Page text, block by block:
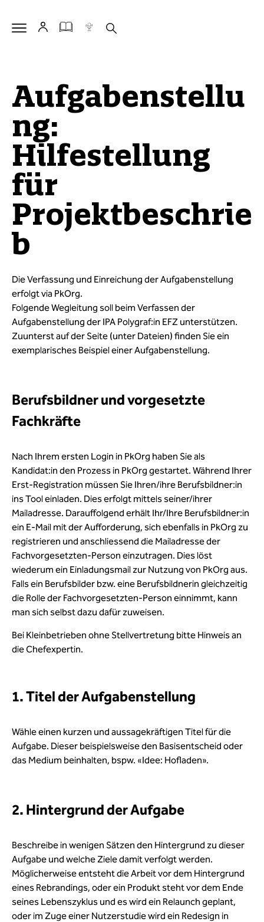
Aufgabenstellu
ng:
Hilfestellung
für
Projektbeschrie
b
Die Verfassung und Einreichung der Aufgabenstellung
erfolgt via PkOrg.
Folgende Wegleitung soll beim Verfassen der
Aufgabenstellung der IPA Polygraf:in EFZ unterstützen.
Zuunterst auf der Seite (unter Dateien) finden Sie ein
exemplarisches Beispiel einer Aufgabenstellung.
Berufsbildner und vorgesetzte
Fachkräfte
Nach Ihrem ersten Login in PkOrg haben Sie als
Kandidat:in den Prozess in PkOrg gestartet. Während Ihrer
Erst-Registration müssen Sie Ihren/ihre Berufsbildner:in
ins Tool einladen. Dies erfolgt mittels seiner/ihrer
Mailadresse. Darauffolgend erhält Ihr/Ihre Berufsbildner:in
ein E-Mail mit der Aufforderung, sich ebenfalls in PkOrg zu
registrieren und anschliessend die Mailadresse der
Fachvorgesetzten-Person einzutragen. Dies löst
wiederum ein Einladungsmail zur Nutzung von PkOrg aus.
Falls ein Berufsbilder bzw. eine Berufsbildnerin gleichzeitig
die Rolle der Fachvorgesetzten-Person einnimmt, kann
man sich selbst dazu dafür zuweisen.
Bei Kleinbetrieben ohne Stellvertretung bitte Hinweis an
die Chefexpertin.
1. Titel der Aufgabenstellung
Wähle einen kurzen und aussagekräftigen Titel für die
Aufgabe. Dieser beispielsweise den Basisentscheid oder
das Medium beinhalten, bspw. «Idee: Hofladen».
2. Hintergrund der Aufgabe
Beschreibe in wenigen Sätzen den Hintergrund zu dieser
Aufgabe und welche Ziele damit verfolgt werden.
Möglicherweise entsteht die Arbeit vor dem Hintergrund
eines Rebrandings, oder ein Produkt steht vor dem Ende
seines Lebenszyklus und es wird ein Relaunch geplant,
oder im Zuge einer Nutzerstudie wird ein Redesign in